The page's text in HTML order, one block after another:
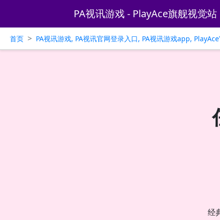
PA视讯游戏 - PlayAce旗舰视觉站
首页 > PA视讯游戏, PA视讯官网登录入口, PA视讯游戏app,
经